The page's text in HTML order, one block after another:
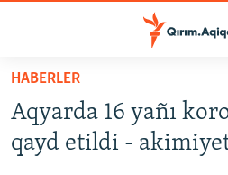
Esas
qaytmaq
Baş
navigatsiyağa
HABERLER
SİYASET
İQTİSADİYAT
HABERLER
Aqyarda 16 yañı
qayd etildi -